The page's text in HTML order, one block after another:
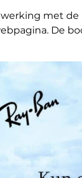
met
De